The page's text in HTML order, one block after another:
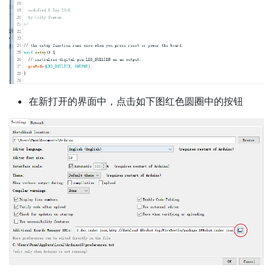
在新打开的界面中，点击如下图红色圆圈中的按钮